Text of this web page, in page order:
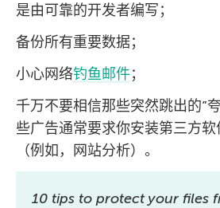
是由可靠的开发者编写；
备份所有重要数据；
小心网络钓鱼邮件；
千万不要相信那些突然跳出的”
些广告通常要求你安装第三方
（例如，网站分析）。
10 tips to protect your files